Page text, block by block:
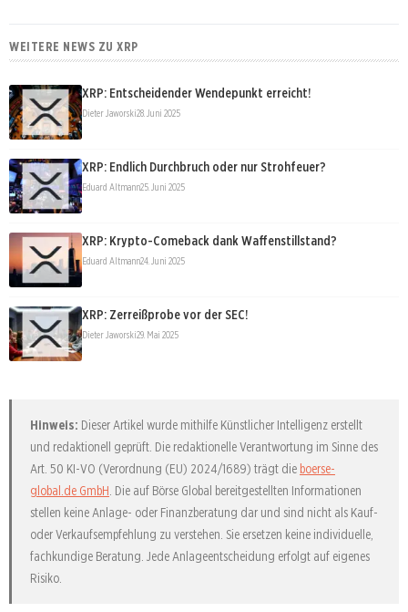
WEITERE NEWS ZU XRP
XRP: Entscheidender Wendepunkt erreicht!
Dieter Jaworski28. Juni 2025
XRP: Endlich Durchbruch oder nur Strohfeuer?
Eduard Altmann25. Juni 2025
XRP: Krypto-Comeback dank Waffenstillstand?
Eduard Altmann24. Juni 2025
XRP: Zerreißprobe vor der SEC!
Dieter Jaworski29. Mai 2025
Hinweis: Dieser Artikel wurde mithilfe Künstlicher Intelligenz erstellt
und redaktionell geprüft. Die redaktionelle Verantwortung im Sinne des
Art. 50 KI-VO (Verordnung (EU) 2024/1689) trägt die boerse-
global.de GmbH . Die auf Börse Global bereitgestellten Informationen
stellen keine Anlage- oder Finanzberatung dar und sind nicht als Kauf-
oder Verkaufsempfehlung zu verstehen. Sie ersetzen keine individuelle,
fachkundige Beratung. Jede Anlageentscheidung erfolgt auf eigenes
Risiko.